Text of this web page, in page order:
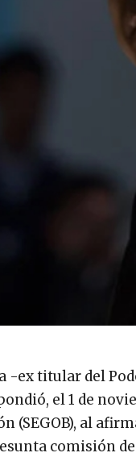
ex titular del
el 1 de
(SEGOB), al
comisión